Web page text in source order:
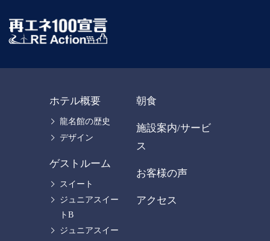
ホテル概要
龍名館の歴史
デザイン
ゲストルーム
スイート
ジュニアスイー
トB
ジュニアスイー
朝食
施設案内/サービ
ス
お客様の声
アクセス